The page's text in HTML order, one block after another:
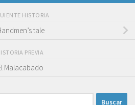
HISTORIA
tale
PREVIA
Malacabado